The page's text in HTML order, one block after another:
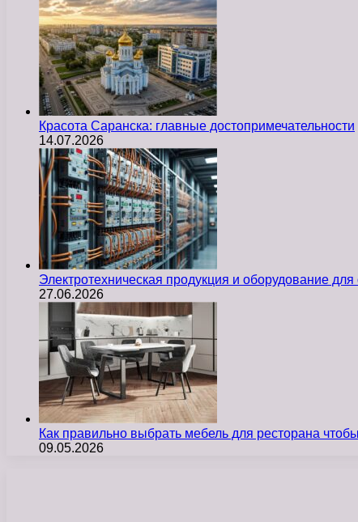
Красота Саранска: главные достопримечательности
14.07.2026
Электротехническая продукция и оборудование
27.06.2026
Как правильно выбрать мебель для ресторана
09.05.2026